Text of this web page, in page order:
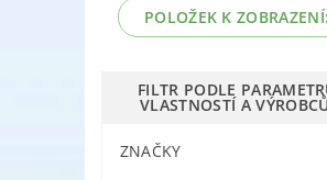
POLOŽEK K ZOBRAZENÍ:
FILTR PODLE
VLASTNOSTÍ A
ZNAČKY